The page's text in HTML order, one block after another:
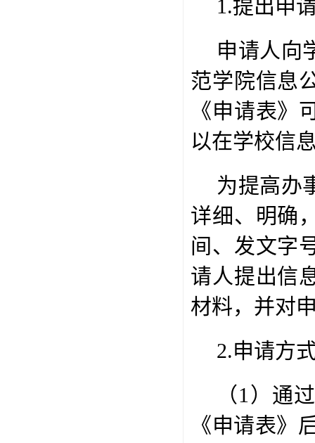
1.提出申
申请人向
范学院信息
《申请表》
以在学校信
为提高办
详细、明确
间、发文字
请人提出信
材料，并对
2.申请方
（1）通
《申请表》